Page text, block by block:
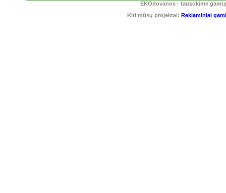
EKOdovanos - tausokime
Kiti mūsų projektai: Reklaminiai